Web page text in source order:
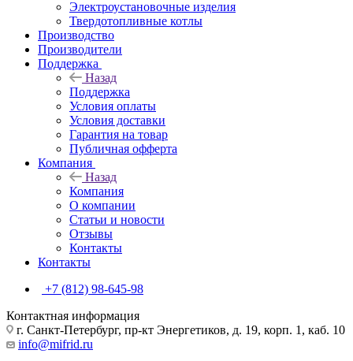
Электроустановочные изделия
Твердотопливные котлы
Производство
Производители
Поддержка
Назад
Поддержка
Условия оплаты
Условия доставки
Гарантия на товар
Публичная офферта
Компания
Назад
Компания
О компании
Статьи и новости
Отзывы
Контакты
Контакты
+7 (812) 98-645-98
Контактная информация
г. Санкт-Петербург, пр-кт Энергетиков, д. 19, корп. 1, каб. 10
info@mifrid.ru